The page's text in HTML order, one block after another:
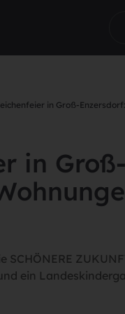
in Groß-
in
SCHÖNERE
ein